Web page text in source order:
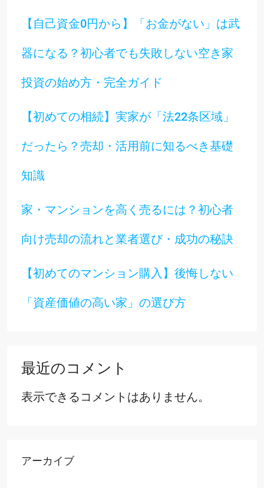
【自己資金0円から】「お金がない」は武
器になる？初心者でも失敗しない空き家
投資の始め方・完全ガイド
【初めての相続】実家が「法22条区域」
だったら？売却・活用前に知るべき基礎
知識
家・マンションを高く売るには？初心者
向け売却の流れと業者選び・成功の秘訣
【初めてのマンション購入】後悔しない
「資産価値の高い家」の選び方
最近のコメント
表示できるコメントはありません。
アーカイブ